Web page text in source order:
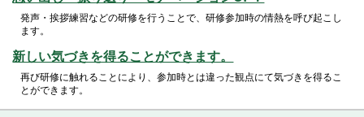
発声・挨拶練習などの研修を行うことで、研修参加時の情熱を呼び起こし
ます。
新しい気づきを得ることができます。
再び研修に触れることにより、参加時とは違った観点にて気づきを得るこ
とができます。